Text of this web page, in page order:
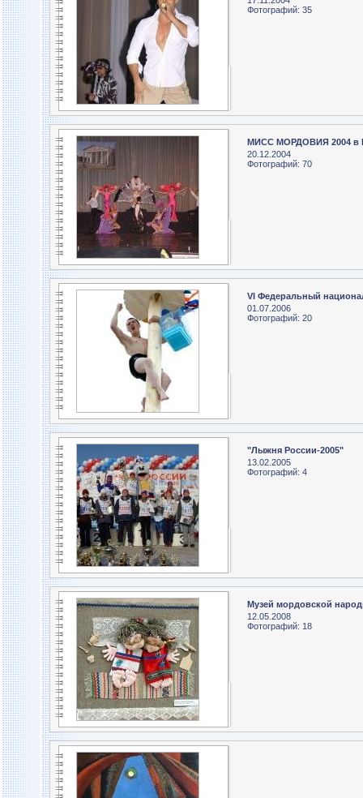
Фотографий: 35
МИСС МОРДОВИЯ 2004 в
20.12.2004
Фотографий: 70
VI Федеральный
01.07.2006
Фотографий: 20
"Лыжня России-2005"
13.02.2005
Фотографий: 4
Музей мордовской
12.05.2008
Фотографий: 18